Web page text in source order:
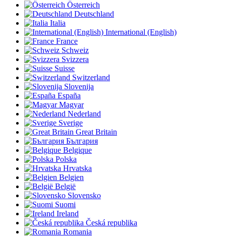
Österreich
Deutschland
Italia
International (English)
France
Schweiz
Svizzera
Suisse
Switzerland
Slovenija
España
Magyar
Nederland
Sverige
Great Britain
България
Belgique
Polska
Hrvatska
Belgien
België
Slovensko
Suomi
Ireland
Česká republika
Romania